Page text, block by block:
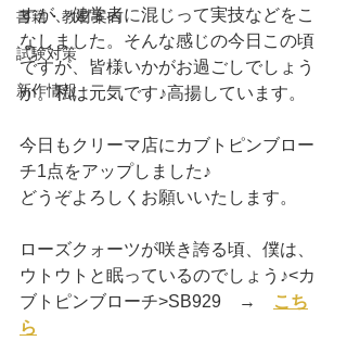
書籍・教材案内
試験対策
新作情報
すが、健常者に混じって実技などをこ
なしました。そんな感じの今日この頃
ですが、皆様いかがお過ごしでしょう
か。私は元気です♪高揚しています。
今日もクリーマ店にカブトピンブロー
チ1点をアップしました♪
どうぞよろしくお願いいたします。
ローズクォーツが咲き誇る頃、僕は、
ウトウトと眠っているのでしょう♪<カ
ブトピンブローチ>SB929　→
こち
ら